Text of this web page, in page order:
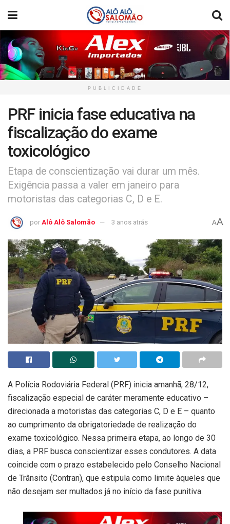
PUBLICIDADE
PRF inicia fase educativa na
fiscalização do exame
toxicológico
Etapa de conscientização vai durar um mês.
Exigência passa a valer em janeiro para
motoristas das categorias C, D e E.
por Alô Alô Salomão 3 anos atrás AA
A Polícia Rodoviária Federal (PRF) inicia amanhã, 28/12,
fiscalização especial de caráter meramente educativo –
direcionada a motoristas das categorias C, D e E – quanto
ao cumprimento da obrigatoriedade de realização do
exame toxicológico. Nessa primeira etapa, ao longo de 30
dias, a PRF busca conscientizar esses condutores. A data
coincide com o prazo estabelecido pelo Conselho Nacional
de Trânsito (Contran), que estipula como limite àqueles que
não desejam ser multados já no início da fase punitiva.